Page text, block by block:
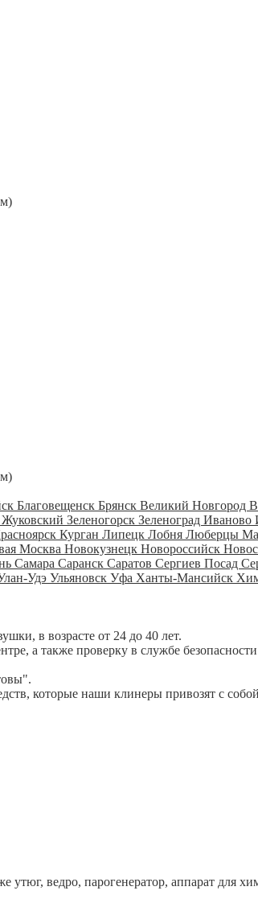
Благовещенск Брянск Великий Новгород
Жуковский Зеленогорск Зеленоград Иваново
Курган Липецк Лобня Люберцы
Москва Новокузнецк Новороссийск
Самара Саранск Саратов Сергиев Посад
Удэ Ульяновск Уфа Ханты-Мансийск
в возрасте от 24 до 40 лет.
а также проверку в службе
которые наши клинеры привозят с
утюг, ведро, парогенератор, аппарат